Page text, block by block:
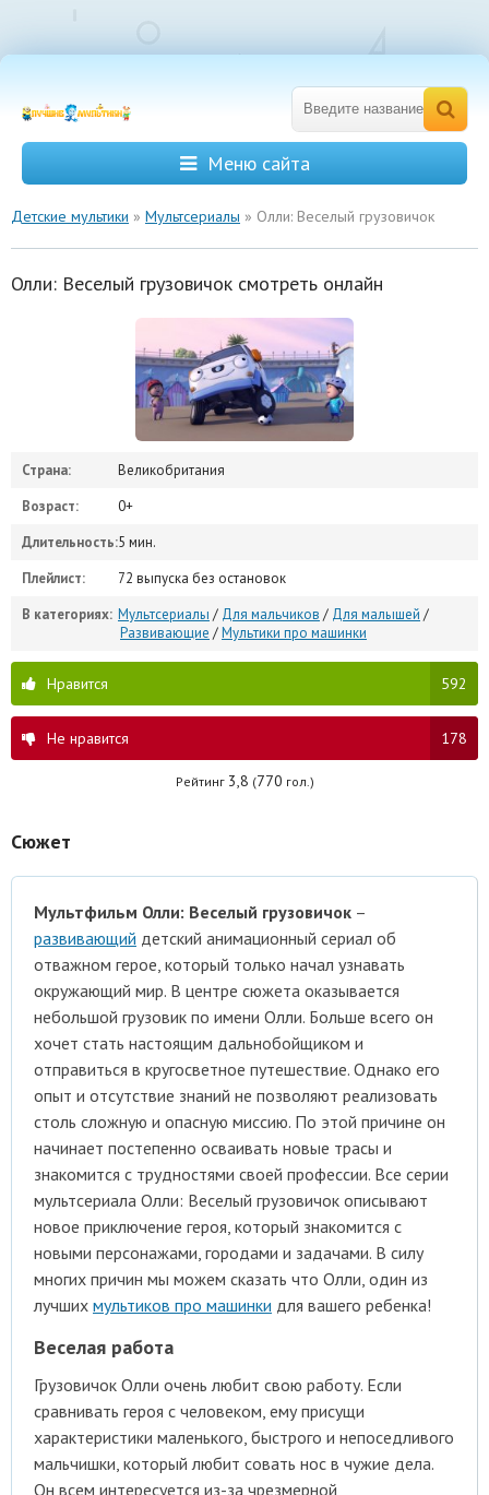
Меню сайта
Детские мультики » Мультсериалы » Олли: Веселый грузовичок
Олли: Веселый грузовичок смотреть онлайн
Страна:
Великобритания
Возраст:
0+
Длительность:5 мин.
Плейлист:
72 выпуска без остановок
В категориях: Мультсериалы / Для мальчиков / Для малышей /
Развивающие /Мультики про машинки
Нравится 592
Не нравится 178
Рейтинг 3,8 (770 гол.)
Сюжет
Мультфильм Олли: Веселый грузовичок –
развивающий детский анимационный сериал об
отважном герое, который только начал узнавать
окружающий мир. В центре сюжета оказывается
небольшой грузовик по имени Олли. Больше всего он
хочет стать настоящим дальнобойщиком и
отправиться в кругосветное путешествие. Однако его
опыт и отсутствие знаний не позволяют реализовать
столь сложную и опасную миссию. По этой причине он
начинает постепенно осваивать новые трасы и
знакомится с трудностями своей профессии. Все серии
мультсериала Олли: Веселый грузовичок описывают
новое приключение героя, который знакомится с
новыми персонажами, городами и задачами. В силу
многих причин мы можем сказать что Олли, один из
лучших мультиков про машинки для вашего ребенка!
Веселая работа
Грузовичок Олли очень любит свою работу. Если
сравнивать героя с человеком, ему присущи
характеристики маленького, быстрого и непоседливого
мальчишки, который любит совать нос в чужие дела.
Он всем интересуется из-за чрезмерной